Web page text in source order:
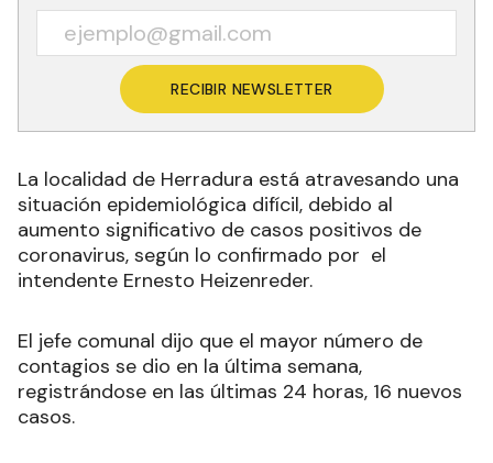
RECIBIR NEWSLETTER
La localidad de Herradura está atravesando una
situación epidemiológica difícil, debido al
aumento significativo de casos positivos de
coronavirus, según lo confirmado por el
intendente Ernesto Heizenreder.
El jefe comunal dijo que el mayor número de
contagios se dio en la última semana,
registrándose en las últimas 24 horas, 16 nuevos
casos.